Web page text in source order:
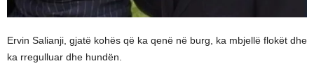
Ervin Salianji, gjatë kohës që ka qenë në burg, ka mbjellë flokët dhe
ka rregulluar dhe hundën.